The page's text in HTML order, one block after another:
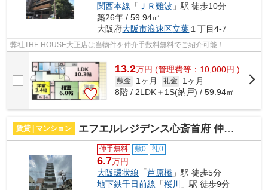
関西本線 「 ＪＲ難波 」駅 徒歩10分
築26年 / 59.94㎡
大阪府大阪市浪速区立葉 １丁目4-7
弊社THE HOUSE大正店は当物件を仲介手数料無料でご紹介可能！
13.2万円 (管理費等：10,000円 )
敷金 1ヶ月 礼金
1ヶ月
8階 / 2LDK＋1S(納戸) / 59.94㎡
賃貸 | マンション エフエルレジデンス心斎首府 仲介手数料無料
仲手無料 敷0 礼0
6.7万円
大阪環状線 「芦原橋 」駅 徒歩5分
地下鉄千日前線 「桜川
」駅 徒歩9分